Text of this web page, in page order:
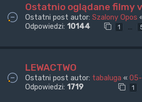
Ostatnio oglądane filmy
Ostatni post autor: Szalony Opos
Odpowiedzi: 10144 1 …
LEWACTWO
Ostatni post autor: tabaluga «
Odpowiedzi: 1719 1